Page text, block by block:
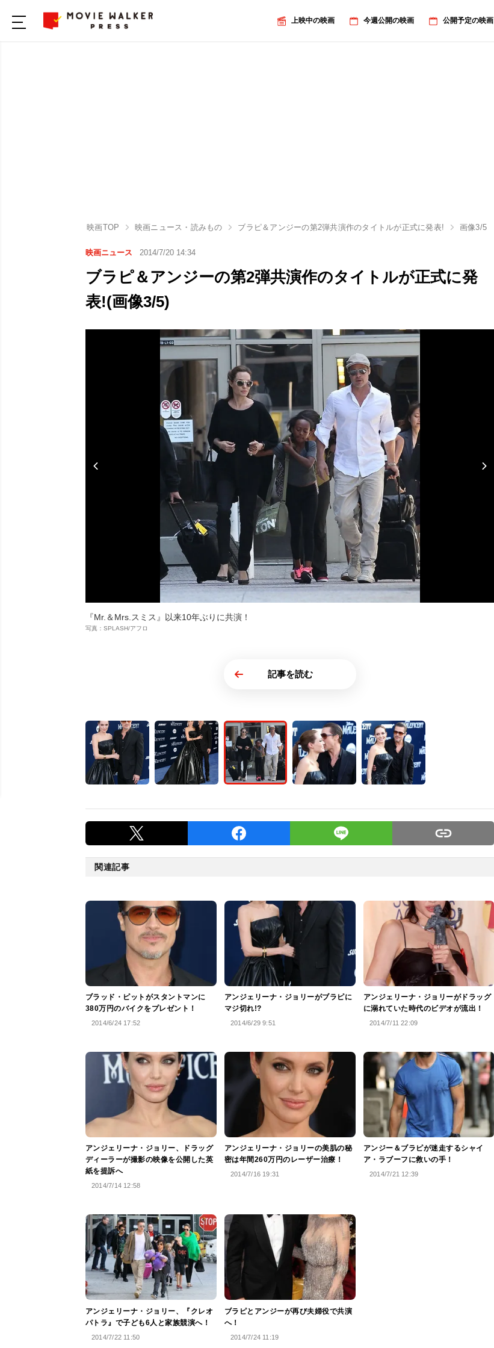
上映中の映画 今週公開の映画 公開予定の映画
映画TOP 映画ニュース・読みもの ブラピ＆アンジーの第2弾共演作のタイトルが正式に発表! 画像3/5
映画ニュース 2014/7/20 14:34
ブラピ＆アンジーの第2弾共演作のタイトルが正式に発
表!(画像3/5)
『Mr.＆Mrs.スミス』以来10年ぶりに共演！
写真：SPLASH/アフロ
記事を読む
関連記事
ブラッド・ピットがスタントマンに
380万円のバイクをプレゼント！
2014/6/24 17:52
アンジェリーナ・ジョリーがブラピに
マジ切れ!?
2014/6/29 9:51
アンジェリーナ・ジョリーがドラッグ
に溺れていた時代のビデオが流出！
2014/7/11 22:09
アンジェリーナ・ジョリー、ドラッグ
ディーラーが撮影の映像を公開した英
紙を提訴へ
2014/7/14 12:58
アンジェリーナ・ジョリーの美肌の秘
密は年間260万円のレーザー治療！
2014/7/16 19:31
アンジー＆ブラピが迷走するシャイ
ア・ラブーフに救いの手！
2014/7/21 12:39
アンジェリーナ・ジョリー、『クレオ
パトラ』で子ども6人と家族競演へ！
2014/7/22 11:50
ブラピとアンジーが再び夫婦役で共演
へ！
2014/7/24 11:19